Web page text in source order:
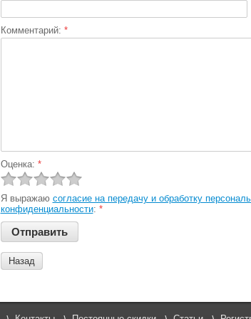
Комментарий: *
Оценка: *
Я выражаю согласие на передачу и обработку
конфиденциальности: *
Назад